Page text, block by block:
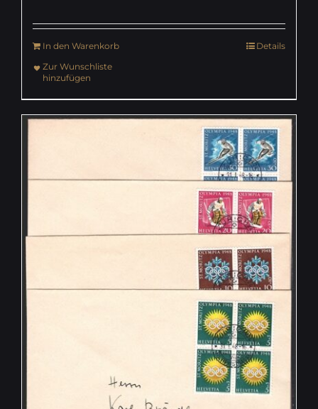
In den Warenkorb
Details
Zur Wunschliste
hinzufügen